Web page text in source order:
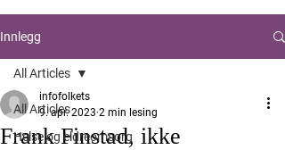
Innlegg
All Articles
Helse og eldreomsorg
All Articles
Frank Finstad, ikke
infofolkets
9. apr. 2023 2 min lesing